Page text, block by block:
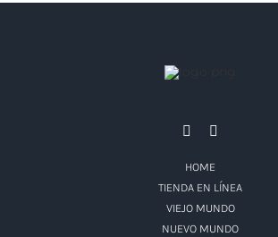
HOME
TIENDA EN LÍNEA
VIEJO MUNDO
NUEVO MUNDO